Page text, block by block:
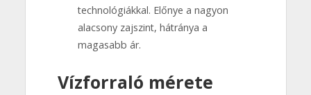
technológiákkal. Előnye a nagyon
alacsony zajszint, hátránya a
magasabb ár.
Vízforraló mérete